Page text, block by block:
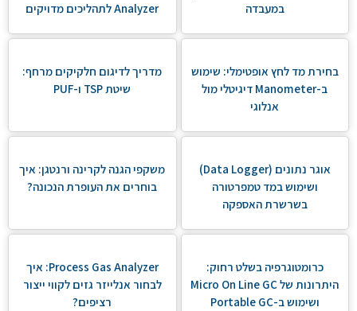
במעבדה
Analyzer לתהליכים מדויקים
בחירת מד לחץ אופטימלי: שימוש
ב-Manometer דיגיטלי מול
אנלוגי
מדריך לדיגום חלקיקים מרחף:
שיטת TSP ו-PUF
אוגר נתונים (Data Logger)
ושימוש במד טמפרטורה
בשרשרת האספקה
משקפי הגנה לקרינה ורנטגן: איך
בוחרים את העופרת הנכונה?
כרומטוגרפיה בשלט רחוק:
היתרונות של Micro On Line GC
ושימוש ב-Portable GC
Process Gas Analyzer: איך
לבחור אנלייזר גזים לקווי ייצור
רציפים?